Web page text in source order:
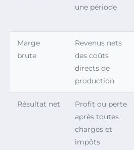
une période
Marge
brute
Revenus nets
des coûts
directs de
production
Résultat net
Profit ou perte
après toutes
charges et
impôts